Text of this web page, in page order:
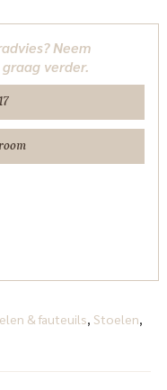
Neem
verder.
& fauteuils Stoelen